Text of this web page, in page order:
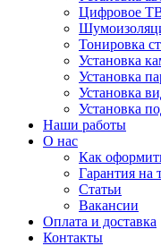
Цифровое
Тонировка
Установка
Установка
Установка
Установка
Наши работы
О нас
Как
Гарантия на
Статьи
Вакансии
Оплата и доставка
Контакты